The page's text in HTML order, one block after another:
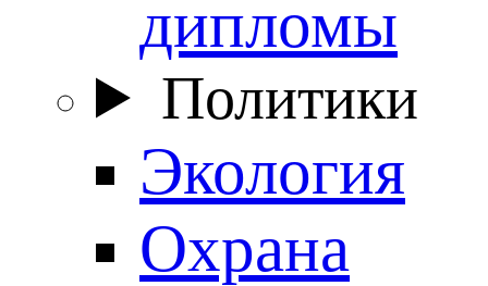
дипломы
Политики
Экология
Охрана